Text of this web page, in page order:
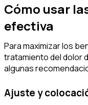
Cómo usar
efectiva
Para maximizar los
tratamiento del dolor
algunas
Ajuste y